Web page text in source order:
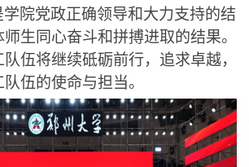
院党政正确领导和大力支持的结
生同心奋斗和拼搏进取的结果。
伍将继续砥砺前行，追求卓越，
伍的使命与担当。